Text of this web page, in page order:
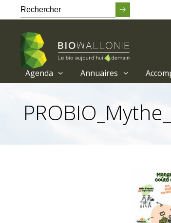
contenu
principal
Agenda Annuaires